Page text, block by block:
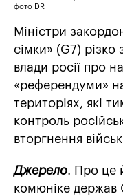
фото DR
Міністри
сімки» (G7)
влади росії про
«референдуми»
територіях, які
контроль
вторгнення
Джерело. Про це
комюніке держав